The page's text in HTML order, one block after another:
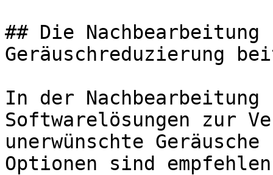
## Die
Geräuschreduzierung
In der Nachbearbeitung
Softwarelösungen zur
unerwünschte
Optionen sind